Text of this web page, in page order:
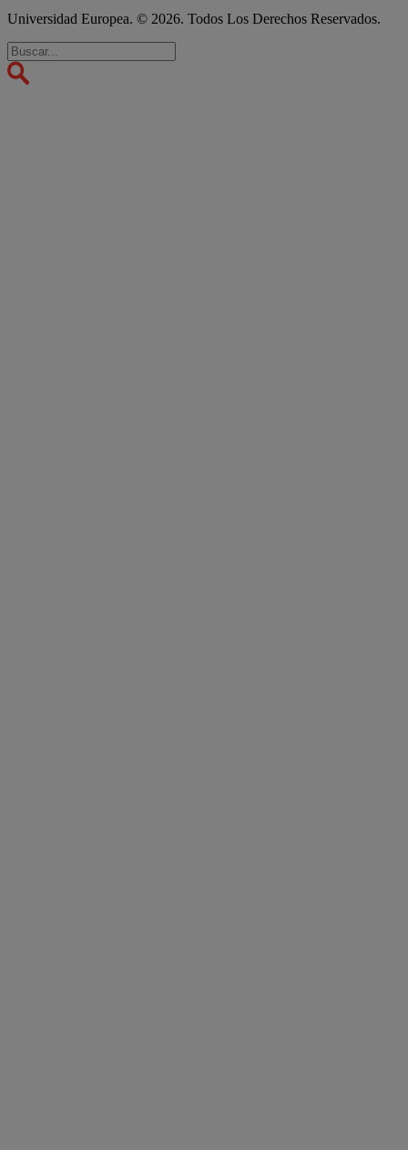
Universidad Europea. © 2026. Todos Los Derechos Reservados.